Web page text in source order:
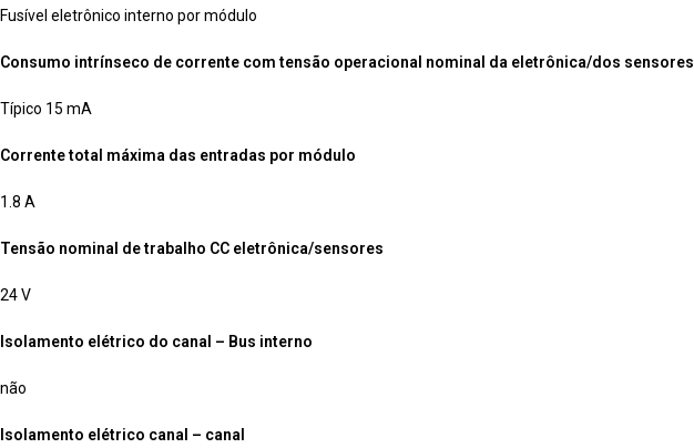
Fusível eletrônico interno por módulo
Consumo intrínseco de corrente com tensão operacional nominal da eletrônica/dos sensores
Típico 15 mA
Corrente total máxima das entradas por módulo
1.8 A
Tensão nominal de trabalho CC eletrônica/sensores
24 V
Isolamento elétrico do canal – Bus interno
não
Isolamento elétrico canal – canal